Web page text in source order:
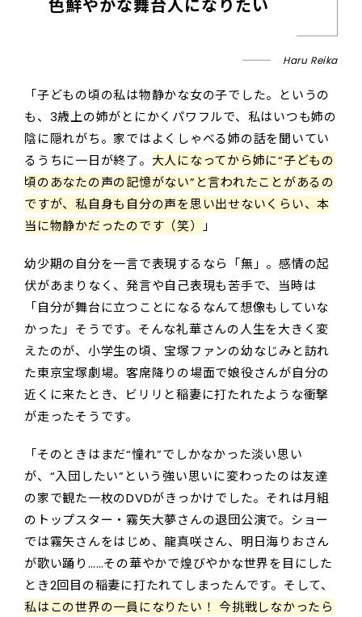
色鮮やかな舞台人になりたい
Haru Reika
「子どもの頃の私は物静かな女の子でした。というの
も、3歳上の姉がとにかくパワフルで、私はいつも姉の
陰に隠れがち。家ではよくしゃべる姉の話を聞いてい
るうちに一日が終了。 大人になってから姉に“子どもの
頃のあなたの声の記憶がない”と言われたことがあるの
ですが、私自身も自分の声を思い出せないくらい、本
当に物静かだったのです（笑）
」
幼少期の自分を一言で表現するなら「無」。感情の起
伏があまりなく、発言や自己表現も苦手で、当時は
「自分が舞台に立つことになるなんて想像もしていな
かった」そうです。そんな礼華さんの人生を大きく変
えたのが、小学生の頃、宝塚ファンの幼なじみと訪れ
た東京宝塚劇場。客席降りの場面で娘役さんが自分の
近くに来たとき、ビリリと稲妻に打たれたような衝撃
が走ったそうです。
「そのときはまだ“憧れ”でしかなかった淡い思い
が、“入団したい”という強い思いに変わったのは友達
の家で観た一枚のDVDがきっかけでした。それは月組
のトップスター・霧矢大夢さんの退団公演で。ショー
では霧矢さんをはじめ、龍真咲さん、明日海りおさん
が歌い踊り……その華やかで煌びやかな世界を目にした
とき2回目の稲妻に打たれてしまったんです。そして、
私はこの世界の一員になりたい！ 今挑戦しなかったら